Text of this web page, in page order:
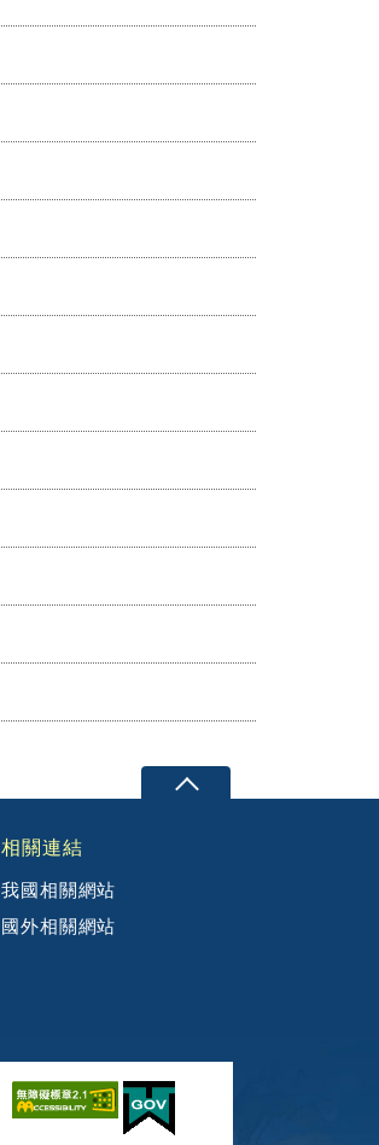
相關連結
我國相關網站
國外相關網站